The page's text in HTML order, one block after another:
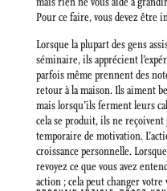
Pour ce faire, vous devez être
Lorsque la plupart des gens
séminaire, ils apprécient
parfois même prennent des
retour à la maison. Ils aiment
mais lorsqu’ils ferment leurs
cela se produit, ils ne reçoivent
temporaire de motivation.
croissance personnelle.
revoyez ce que vous avez
action ; cela peut changer votre